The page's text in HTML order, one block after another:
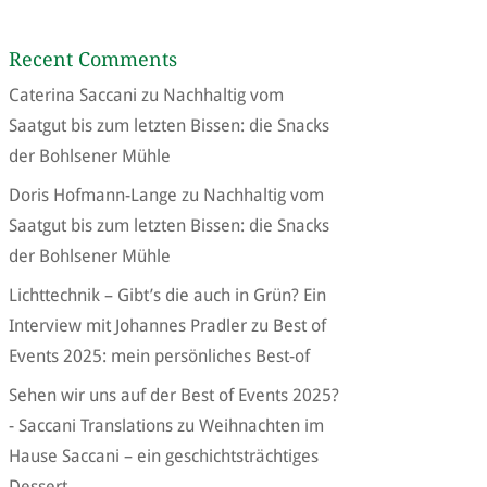
Recent Comments
Caterina Saccani zu Nachhaltig vom
Saatgut bis zum letzten Bissen: die Snacks
der Bohlsener Mühle
Doris Hofmann-Lange zu Nachhaltig vom
Saatgut bis zum letzten Bissen: die Snacks
der Bohlsener Mühle
Lichttechnik – Gibt’s die auch in Grün? Ein
Interview mit Johannes Pradlerzu Best of
Events 2025: mein persönliches Best-of
Sehen wir uns auf der Best of Events 2025?
- Saccani Translationszu Weihnachten im
Hause Saccani – ein geschichtsträchtiges